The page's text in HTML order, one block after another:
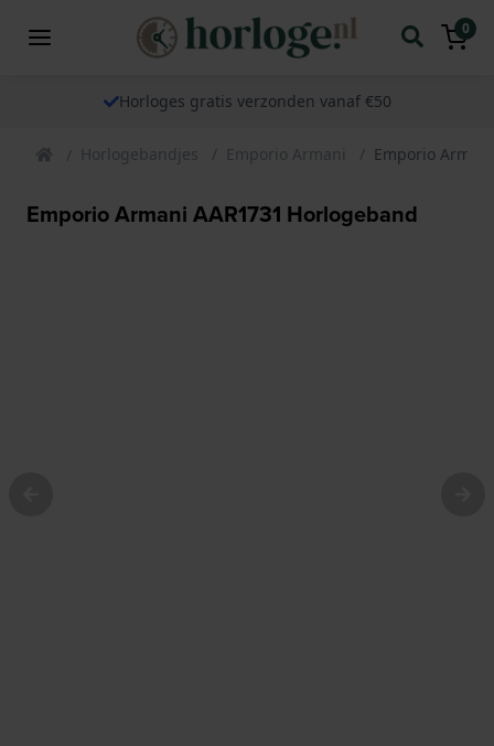
0
Horloges gratis verzonden vanaf €50
Horlogebandjes Emporio Armani Emporio
Emporio Armani AAR1731 Horlogeband